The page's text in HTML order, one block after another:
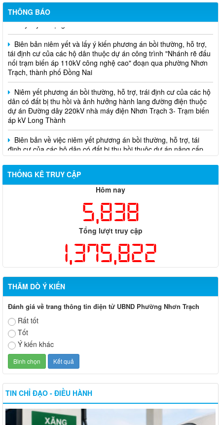
THÔNG BÁO
Thông báo về việc hủy kết quả trúng tuyển (nguyện vọng 1)
của kỳ tuyên dụng viên chức
Biên bản niêm yết và lấy ý kiến phương án bồi thường, hỗ trợ,
tái định cư của các hộ dân thuộc dự án công trình "Nhánh rẽ đấu
nối trạm biến áp 110kV công nghệ cao" đoạn qua phường Nhơn
Trạch, thành phố Đồng Nai
Niêm yết phương án bồi thường, hỗ trợ, trái định cư của các hộ
dân có đất bị thu hồi và ảnh hưởng hành lang đường điện thuộc
dự án Đường dây 220kV nhà máy điện Nhơn Trạch 3- Trạm biến
áp kV Long Thành
Biên bản về việc niêm yết phương án bồi thường, hỗ trợ, tái
định cư của các hộ dân có đất bị thu hồi thuộc dự án nâng cấp
đường 25B cũ đoạn từ Trung tâm huyện Nhơn Trạch ra Quốc lộ
51, huyện Long Thành và huyện Nhơn Trạch
THỐNG KÊ TRUY CẬP
Hôm nay
5,838
Tổng lượt truy cập
1,375,822
THĂM DÒ Ý KIẾN
Đánh giá về trang thông tin điện tử UBND Phường Nhơn Trạch
Rất tốt
Tốt
Ý kiến khác
TIN CHỈ ĐẠO - ĐIỀU HÀNH